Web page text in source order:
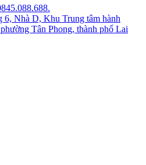
Nhà D, Khu Trung tâm hành
Tân Phong, thành phố Lai